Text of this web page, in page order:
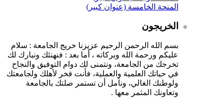
المنحة الخامسة (عنوان كبير)
الخريجون
بسم الله الرحمن الرحيم عزيزنا خريج الجامعة : سلام
عليكم ورحمة الله وبركاته ، أما بعد : فنهنئك ونبارك لك
تخرجك من الجامعة، ونتمنى لك دوام التوفيق والنجاح
في حياتك العلمية والعملية، فأنت فخر لأهلك ولجامعتك
ولوطنك الغالي، ونأمل أن تستمر صلتك بالجامعة
وتعاونك المثمر معها .